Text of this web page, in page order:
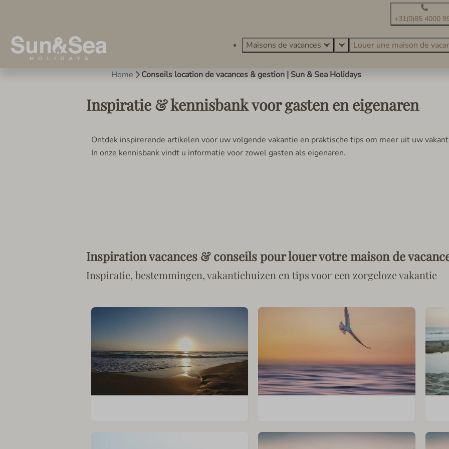
+31(0)85 4000
Maisons de vacances Louer une maison de
Home Conseils location de vacances & gestion | Sun & Sea Holidays
Inspiratie & kennisbank voor gasten en eigenaren
Ontdek inspirerende artikelen voor uw volgende vakantie en praktische tips om meer uit uw
In onze kennisbank vindt u informatie voor zowel gasten als eigenaren.
Inspiration vacances & conseils pour louer votre maison de
Inspiratie, bestemmingen, vakantiehuizen en tips voor een zorgeloze vakantie